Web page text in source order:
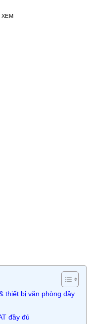
thiết bị văn phòng đầy
đầy đủ